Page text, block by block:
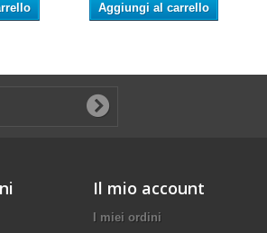
Aggiungi al carrello
Il mio account
I miei ordini